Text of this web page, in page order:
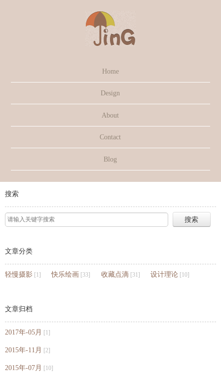
Home
Design
About
Contact
Blog
搜索
文章分类
轻慢摄影 [1] 快乐绘画 [33] 收藏点滴 [31] 设计理论 [10]
文章归档
2017年-05月 [1]
2015年-11月 [2]
2015年-07月 [10]